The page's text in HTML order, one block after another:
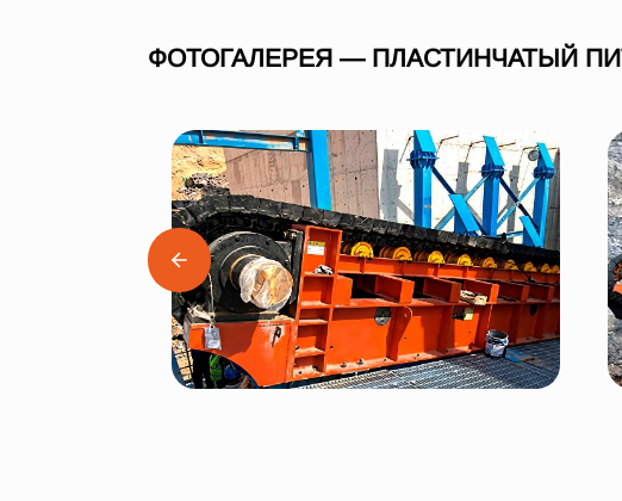
ФОТОГАЛЕРЕЯ — ПЛАСТИНЧАТЫЙ